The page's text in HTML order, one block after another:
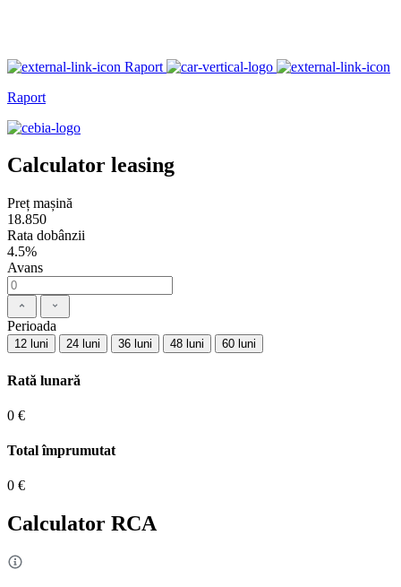
Raport
Raport
Calculator leasing
Preț mașină
18.850
Rata dobânzii
4.5%
Avans
Perioada
12 luni 24 luni 36 luni 48 luni 60 luni
Rată lunară
0 €
Total împrumutat
0 €
Calculator RCA